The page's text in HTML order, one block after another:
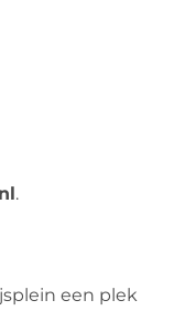
.
een plek